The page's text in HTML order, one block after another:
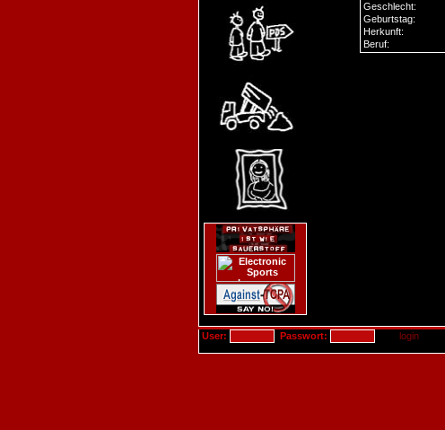
Geschlecht:
Geburtstag:
Herkunft:
Beruf:
User: Passwort: